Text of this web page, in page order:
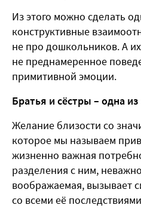
Из этого можно сделать
конструктивные
не про дошкольников. А их
не преднамеренное
примитивной эмоции.
Братья и сёстры – одна
Желание близости со
которое мы называем
жизненно важная
разделения с ним,
воображаемая, вызывает
со всеми её